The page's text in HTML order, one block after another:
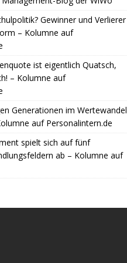
Gewinner und Verlierer
– Kolumne auf
ist eigentlich Quatsch,
– Kolumne auf
Generationen im Wertewandel
auf Personalintern.de
spielt sich auf fünf
ab – Kolumne auf